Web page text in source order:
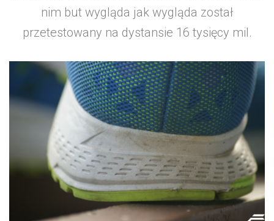
nim but wygląda jak wygląda został
przetestowany na dystansie 16 tysięcy mil.